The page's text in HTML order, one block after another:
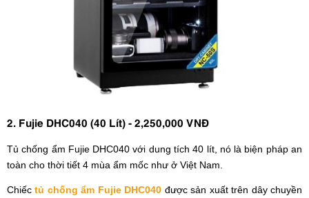
2. Fujie DHC040 (40 Lít) - 2,250,000 VNĐ
Tủ chống ẩm Fujie DHC040 với dung tích 40 lít, nó là biện pháp an
toàn cho thời tiết 4 mùa ẩm mốc như ở Việt Nam.
Chiếctủ chống ẩm Fujie DHC040 được sản xuất trên dây chuyền